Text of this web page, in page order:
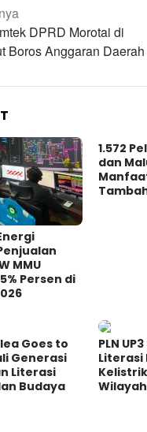
DPRD Morotai di
Boros Anggaran Daerah
MMU
Persen di
1.572
dan
Goes to
Generasi
Literasi
Budaya
PLN
Literasi